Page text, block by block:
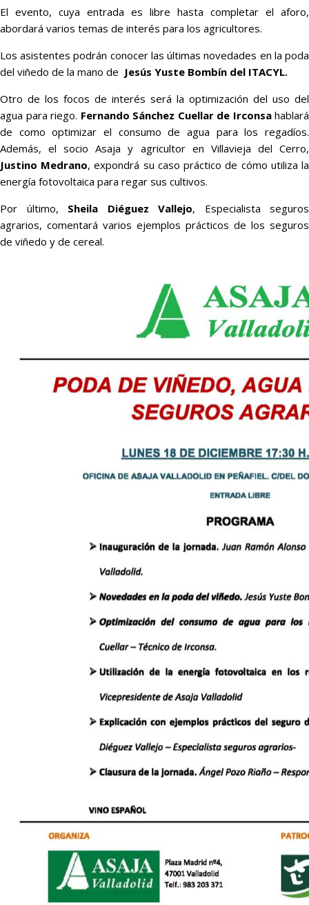
El evento, cuya entrada es libre hasta completar el aforo,
abordará varios temas de interés para los agricultores.
Los asistentes podrán conocer las últimas novedades en la poda
del viñedo de la mano de Jesús Yuste Bombín del ITACYL.
Otro de los focos de interés será la optimización del uso del
agua para riego. Fernando Sánchez Cuellar de Irconsahablará
de como optimizar el consumo de agua para los regadíos.
Además, el socio Asaja y agricultor en Villavieja del Cerro,
Justino Medrano, expondrá su caso práctico de cómo utiliza la
energía fotovoltaica para regar sus cultivos.
Por último, Sheila Diéguez Vallejo, Especialista seguros
agrarios, comentará varios ejemplos prácticos de los seguros
de viñedo y de cereal.